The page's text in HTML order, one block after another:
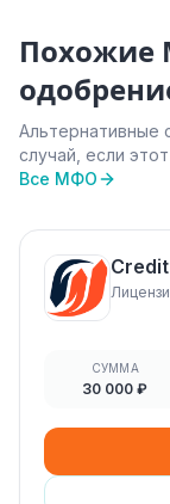
Похожие
случай, если
Все МФО
СУММА
30 000 ₽